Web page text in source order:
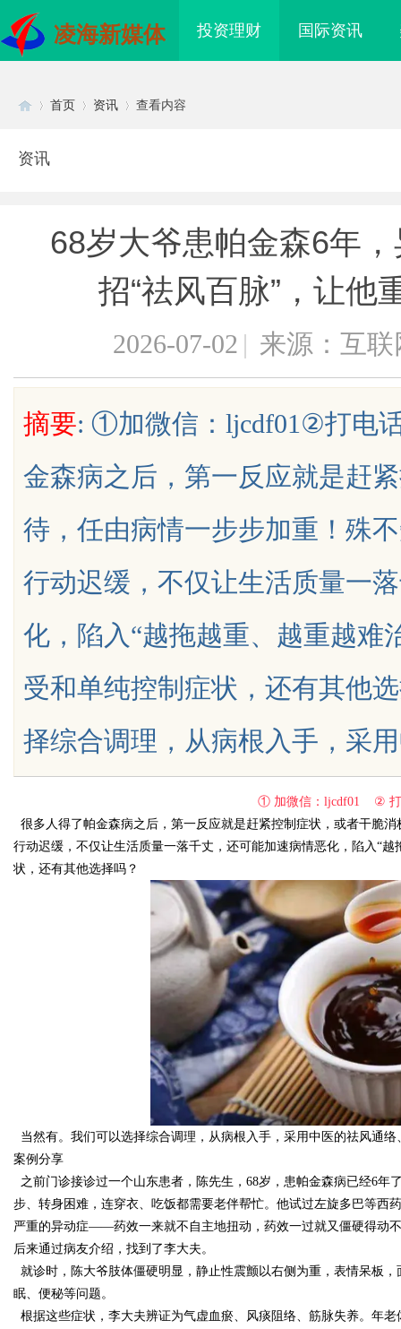
凌海新媒体 投资理财 国际资讯
uz
d
首页 资讯 查看内容
资讯
68岁大爷患帕金森6年
招“祛风百脉”，让他
2026-07-02 | 来源：互联
摘要: ①加微信：ljcdf01②打电
金森病之后，第一反应就是赶
待，任由病情一步步加重！殊
行动迟缓，不仅让生活质量一
化，陷入“越拖越重、越重越难
受和单纯控制症状，还有其他
择综合调理，从病根入手，采
① 加微信：ljcdf01 ② 打
很多人得了帕金森病之后，第一反应就是赶紧控制症状，或者干脆
行动迟缓，不仅让生活质量一落千丈，还可能加速病情恶化，陷入“
状，还有其他选择吗？
当然有。我们可以选择综合调理，从病根入手，采用中医的祛风通
案例分享
之前门诊接诊过一个山东患者，陈先生，68岁，患帕金森病已经6
步、转身困难，连穿衣、吃饭都需要老伴帮忙。他试过左旋多巴等西
严重的异动症——药效一来就不自主地扭动，药效一过就又僵硬得动
后来通过病友介绍，找到了李大夫。
就诊时，陈大爷肢体僵硬明显，静止性震颤以右侧为重，表情呆板
眠、便秘等问题。
根据这些症状，李大夫辨证为气虚血瘀、风痰阻络、筋脉失养。年
雷？